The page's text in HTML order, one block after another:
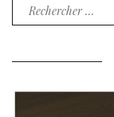
Recherche